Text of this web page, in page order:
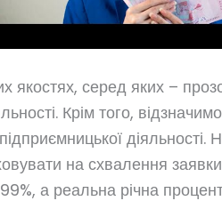
якостях, серед яких –
Крім того,
на схвалення
а реальна річна